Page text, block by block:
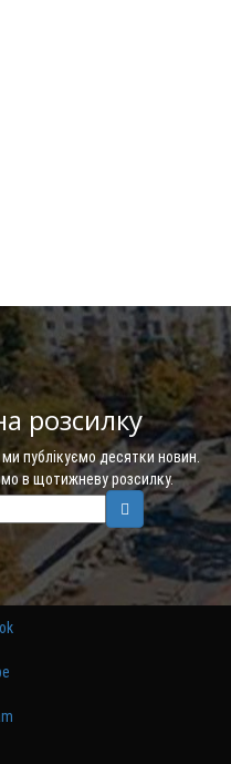
розсилку
публікуємо десятки новин.
в щотижневу розсилку.